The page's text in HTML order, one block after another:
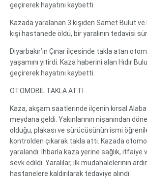
geçirerek hayatını kaybetti.
Kazada yaralanan 3 kişiden Samet Bulut
kişi hastanede öldü, bir yaralının tedavisi
Diyarbakır’ın Çınar ilçesinde takla atan
yaşamını yitirdi. Kaza haberini alan Hıdır
geçirerek hayatını kaybetti.
OTOMOBİL TAKLA ATTI
Kaza, akşam saatlerinde ilçenin kırsal
meydana geldi. Yakınlarının nişanından
olduğu, plakası ve sürücüsünün ismi
kontrolden çıkarak takla attı. Kazada
yaralandı. İhbarla kaza yerine sağlık, itfaiye
sevk edildi. Yaralılar, ilk müdahalelerinin
hastanelere kaldırılarak tedaviye alındı.